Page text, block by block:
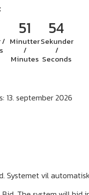
/
51
Minutter
/
Minutes
54
Sekunder
/
Seconds
13. september 2026